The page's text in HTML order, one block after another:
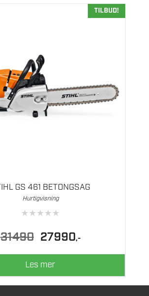
TILBUD!
GS 461 BETONGSAG
Hurtigvisning
★★★★★
31490
Opprinnelig
pris
var:
31490.
27990Nåværende
pris
er:
,-
Les mer